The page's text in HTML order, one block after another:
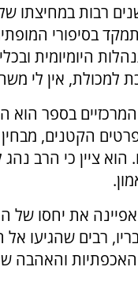
רבות במחיצתו
בסיפורי
היומיומית
למכולת, אין לי
בספר
הקטנים,
הוא ציין כי הרב
אפיינה את יחסו
רבים שהגיעו
והאהבה